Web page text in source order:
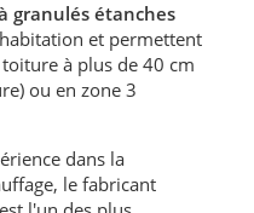
granulés étanches
et permettent
à plus de 40 cm
ou en zone 3
dans la
le fabricant